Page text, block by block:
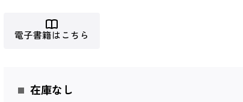
電子書籍はこちら
在庫なし